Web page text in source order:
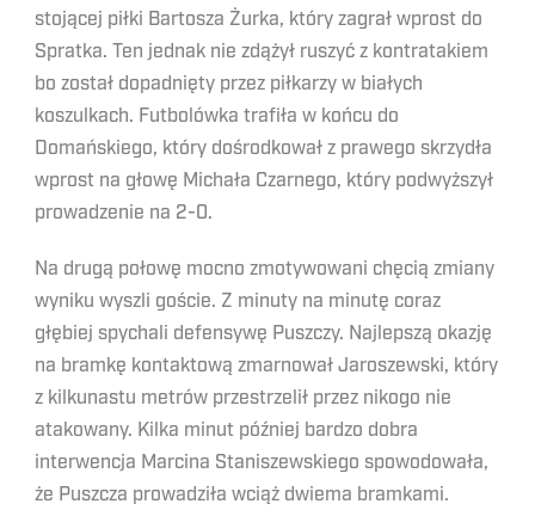
stojącej piłki Bartosza Żurka, który zagrał wprost do
Spratka. Ten jednak nie zdążył ruszyć z kontratakiem
bo został dopadnięty przez piłkarzy w białych
koszulkach. Futbolówka trafiła w końcu do
Domańskiego, który dośrodkował z prawego skrzydła
wprost na głowę Michała Czarnego, który podwyższył
prowadzenie na 2-0.
Na drugą połowę mocno zmotywowani chęcią zmiany
wyniku wyszli goście. Z minuty na minutę coraz
głębiej spychali defensywę Puszczy. Najlepszą okazję
na bramkę kontaktową zmarnował Jaroszewski, który
z kilkunastu metrów przestrzelił przez nikogo nie
atakowany. Kilka minut później bardzo dobra
interwencja Marcina Staniszewskiego spowodowała,
że Puszcza prowadziła wciąż dwiema bramkami.